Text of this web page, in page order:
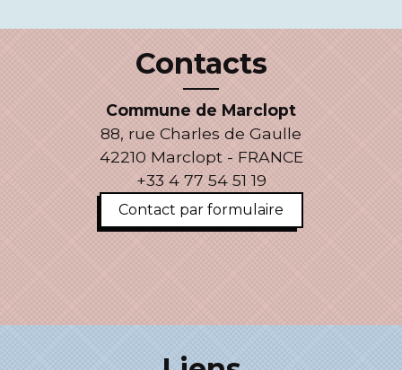
Contacts
Commune de Marclopt
88, rue Charles de Gaulle
42210 Marclopt - FRANCE
+33 4 77 54 51 19
Contact par formulaire